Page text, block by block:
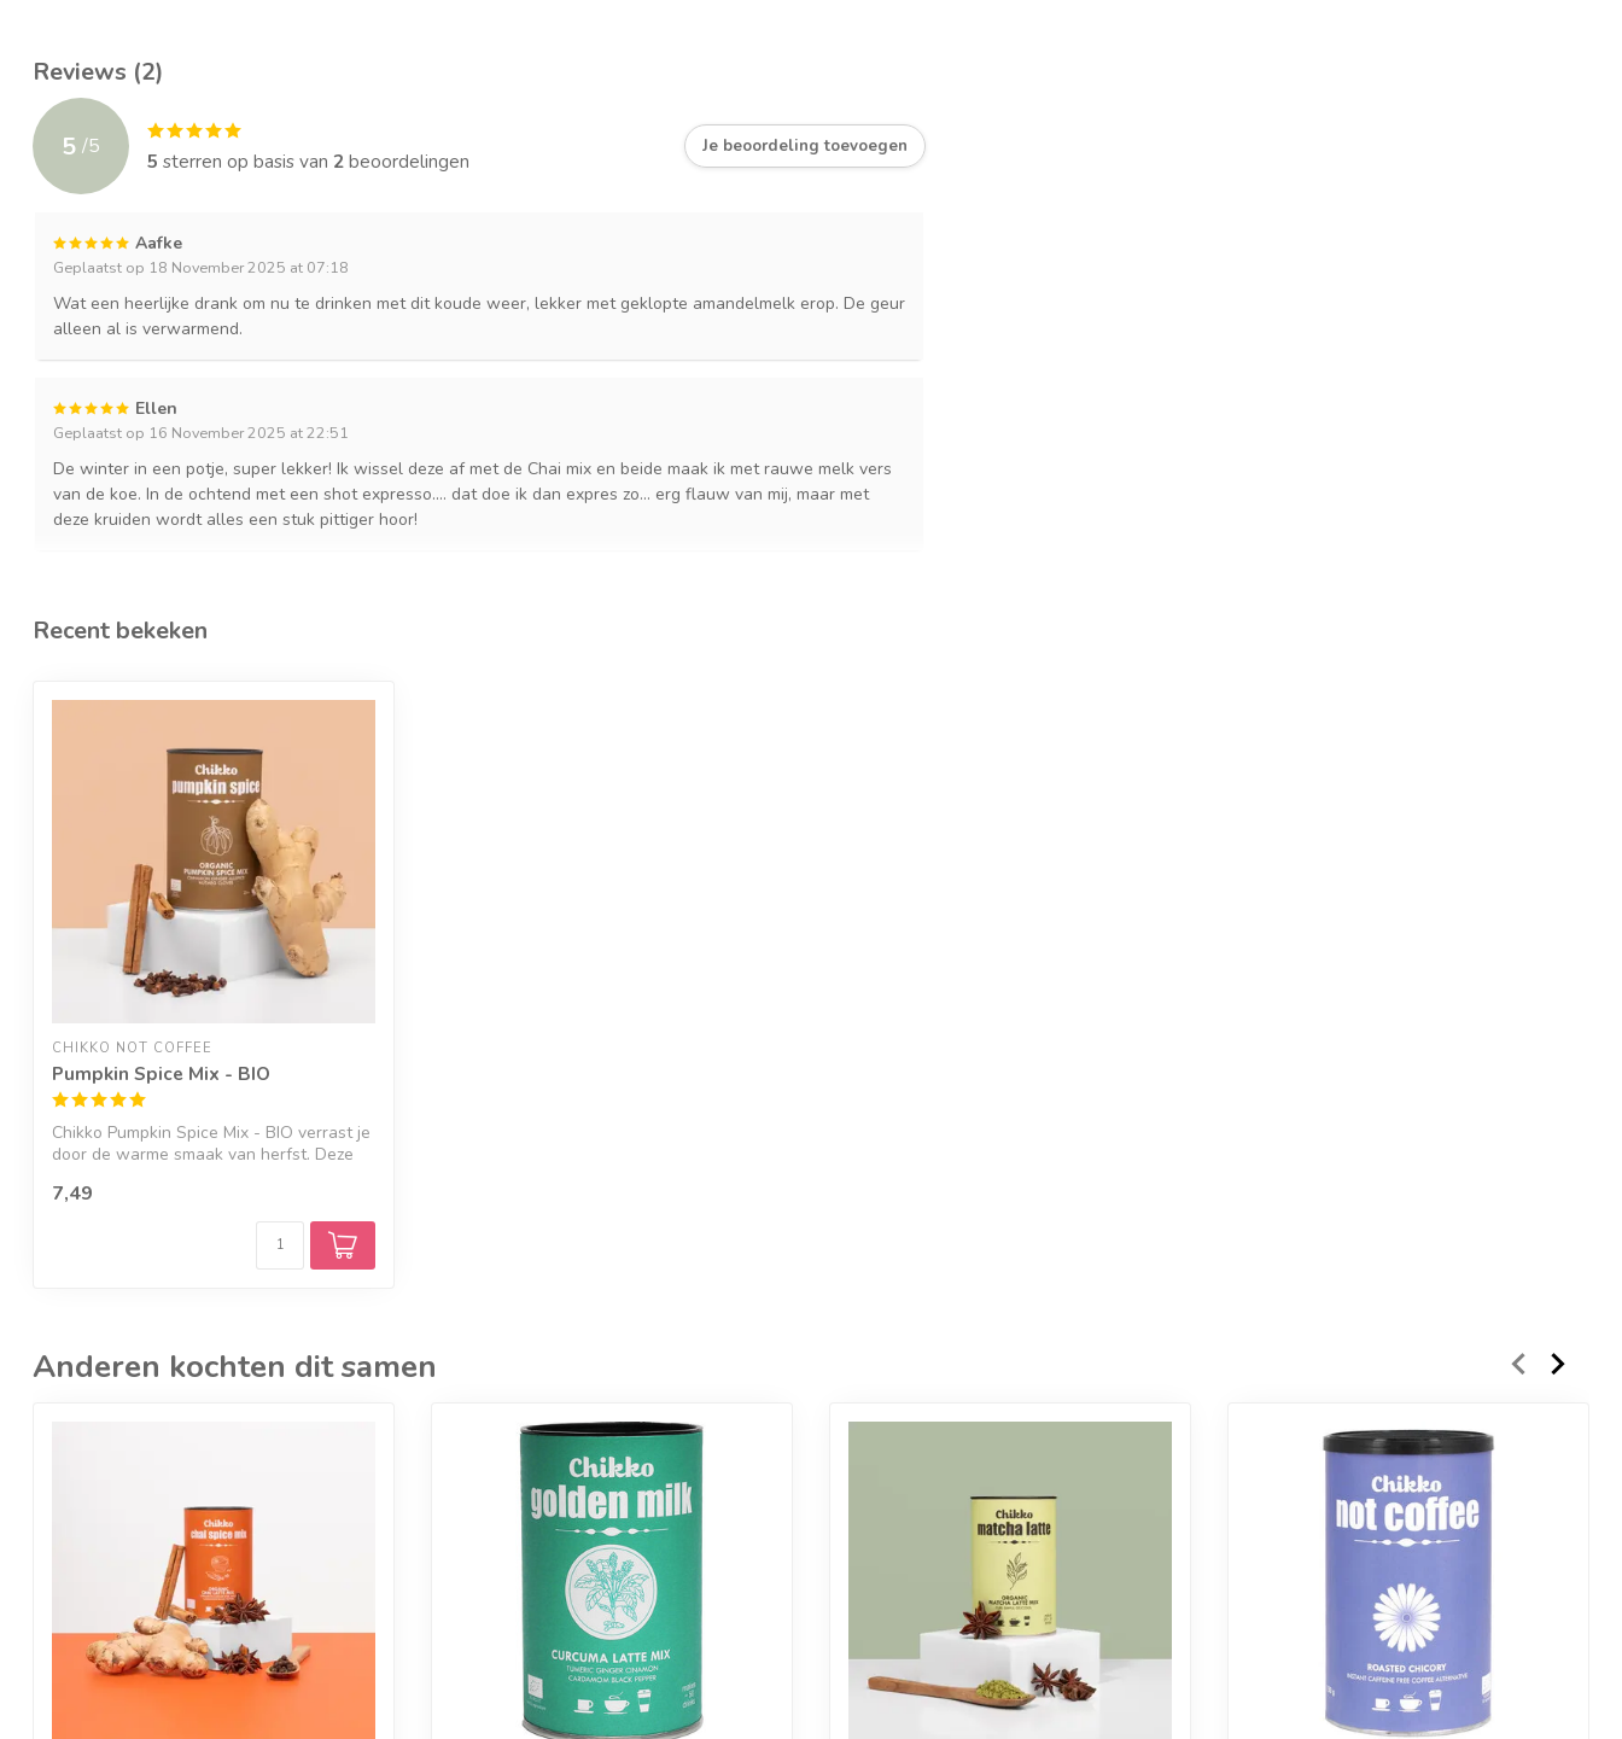
Reviews (2)
5 /5
5 sterren op basis van 2beoordelingen
Je beoordeling toevoegen
Aafke
Geplaatst op 18 November 2025 at 07:18
Wat een heerlijke drank om nu te drinken met dit koude weer, lekker met geklopte amandelmelk erop. De geur
alleen al is verwarmend.
Ellen
Geplaatst op 16 November 2025 at 22:51
De winter in een potje, super lekker! Ik wissel deze af met de Chai mix en beide maak ik met rauwe melk vers
van de koe. In de ochtend met een shot expresso.... dat doe ik dan expres zo... erg flauw van mij, maar met
deze kruiden wordt alles een stuk pittiger hoor!
Recent bekeken
CHIKKO NOT COFFEE
Pumpkin Spice Mix - BIO
Chikko Pumpkin Spice Mix - BIO verrast je
door de warme smaak van herfst. Deze
7,49
Anderen kochten dit samen